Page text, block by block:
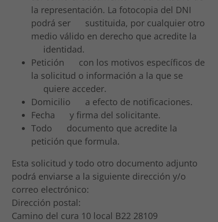
la representación. La fotocopia del DNI
podrá ser sustituida, por cualquier otro
medio válido en derecho que acredite la
identidad.
Petición con los motivos específicos de
la solicitud o información a la que se
quiere acceder.
Domicilio a efecto de notificaciones.
Fecha y firma del solicitante.
Todo documento que acredite la
petición que formula.
Esta solicitud y todo otro documento adjunto
podrá enviarse a la siguiente dirección y/o
correo electrónico:
Dirección postal:
Camino del cura 10 local B22 28109